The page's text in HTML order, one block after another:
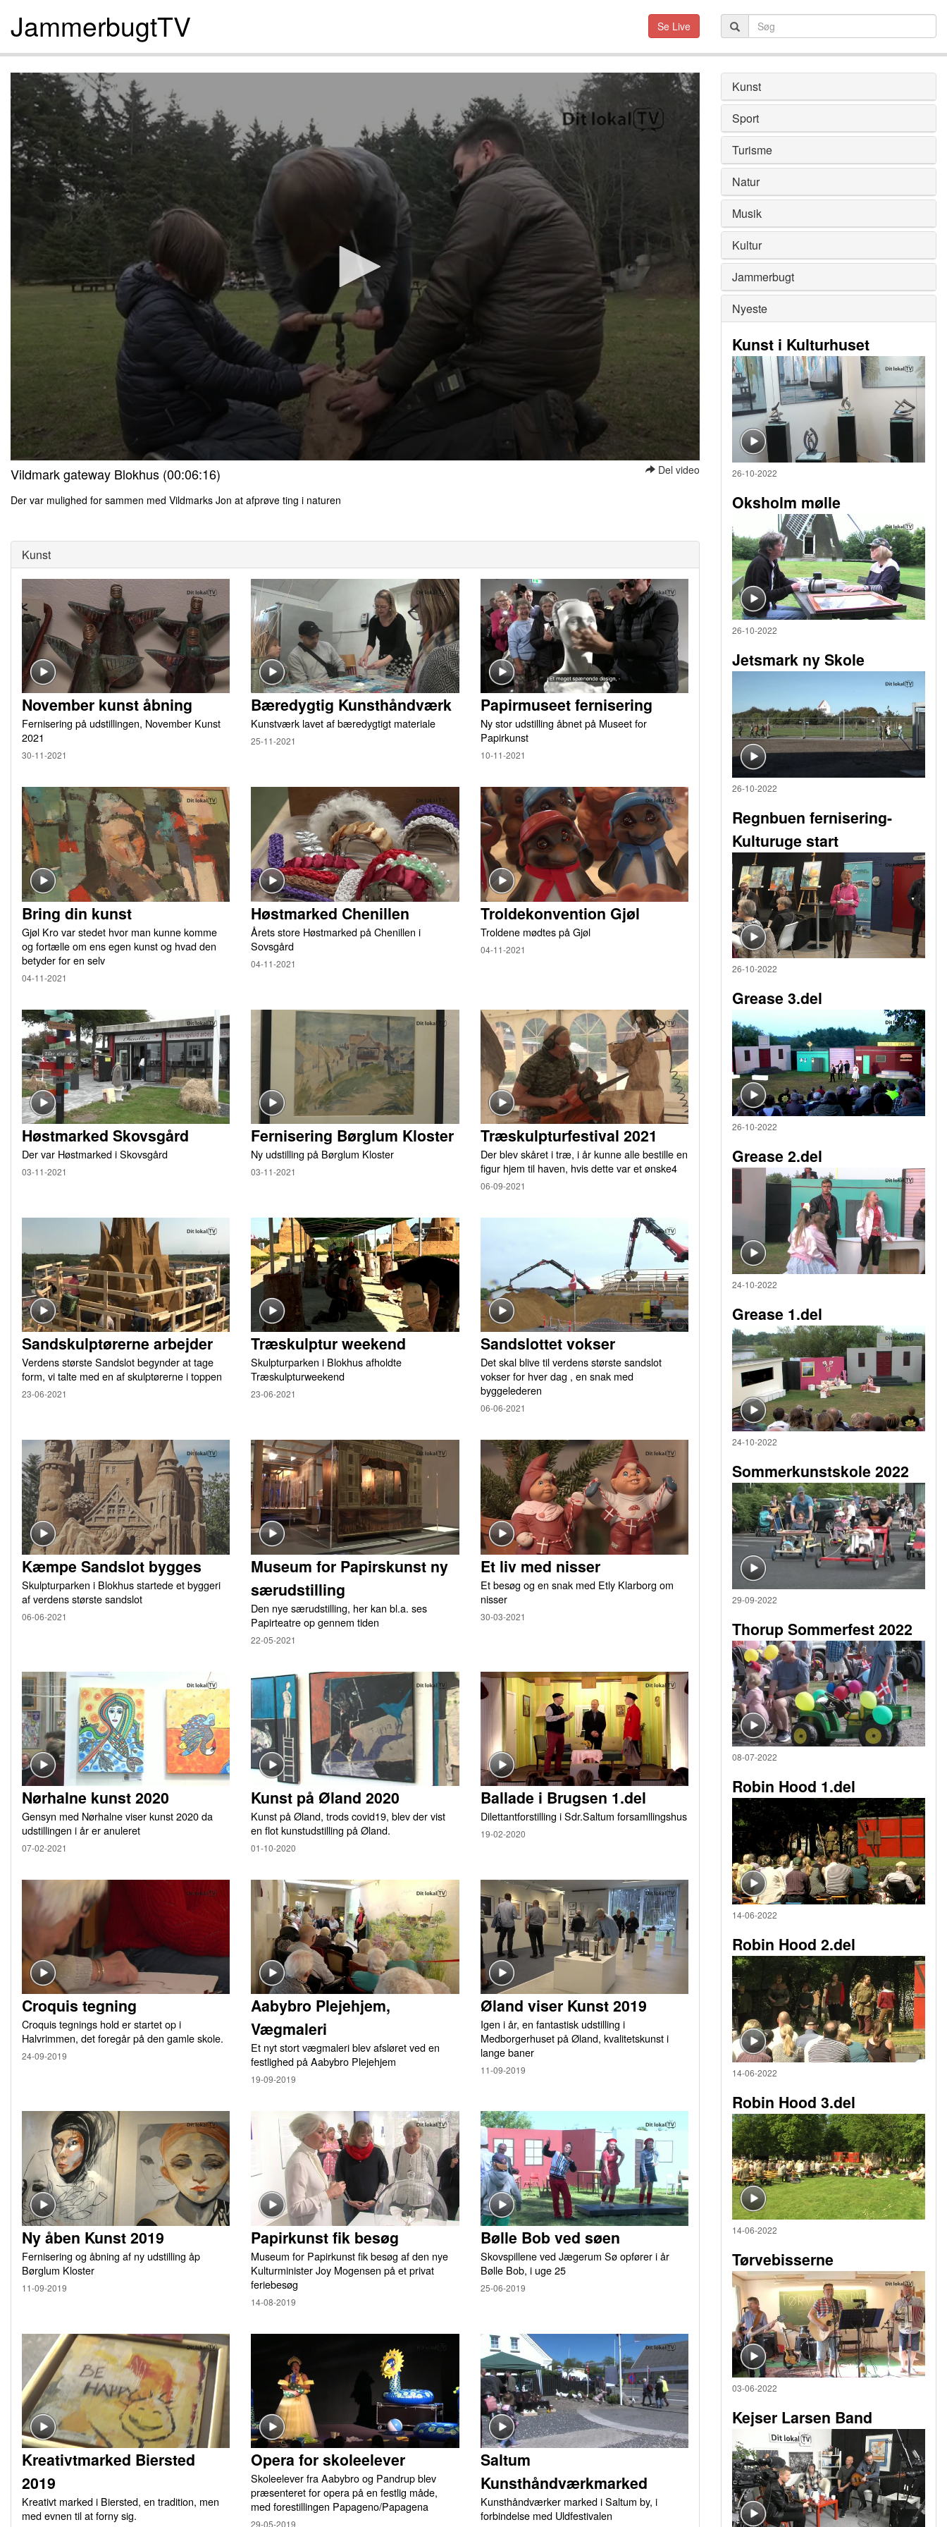
JammerbugtTV Se Live
seconds
0
Volume
Vildmark gateway Blokhus (00:06:16) Del video
Der var mulighed for sammen med Vildmarks Jon at afprøve ting i naturen
of
seconds
Kunst
November kunst åbning
Fernisering på udstillingen, November Kunst
2021
30-11-2021
Bæredygtig Kunsthåndværk
Kunstværk lavet af bæredygtigt materiale
25-11-2021
Papirmuseet fernisering
Ny stor udstilling åbnet på Museet for
Papirkunst
10-11-2021
Bring din kunst
Gjøl Kro var stedet hvor man kunne komme
og fortælle om ens egen kunst og hvad den
betyder for en selv
04-11-2021
Høstmarked Chenillen
Årets store Høstmarked på Chenillen i
Sovsgård
04-11-2021
Troldekonvention Gjøl
Troldene mødtes på Gjøl
04-11-2021
Høstmarked Skovsgård
Der var Høstmarked i Skovsgård
03-11-2021
Fernisering Børglum Kloster
Ny udstilling på Børglum Kloster
03-11-2021
Træskulpturfestival 2021
Der blev skåret i træ, i år kunne alle bestille en
figur hjem til haven, hvis dette var et ønske4
06-09-2021
Sandskulptørerne arbejder
Verdens største Sandslot begynder at tage
form, vi talte med en af skulptørerne i toppen
23-06-2021
Træskulptur weekend
Skulpturparken i Blokhus afholdte
Træskulpturweekend
23-06-2021
Sandslottet vokser
Det skal blive til verdens største sandslot
vokser for hver dag , en snak med
byggelederen
06-06-2021
Kæmpe Sandslot bygges
Skulpturparken i Blokhus startede et byggeri
af verdens største sandslot
06-06-2021
Museum for Papirskunst ny
særudstilling
Den nye særudstilling, her kan bl.a. ses
Papirteatre op gennem tiden
22-05-2021
Et liv med nisser
Et besøg og en snak med Etly Klarborg om
nisser
30-03-2021
Nørhalne kunst 2020
Gensyn med Nørhalne viser kunst 2020 da
udstillingen i år er anuleret
07-02-2021
Kunst på Øland 2020
Kunst på Øland, trods covid19, blev der vist
en flot kunstudstilling på Øland.
01-10-2020
Ballade i Brugsen 1.del
Dilettantforstilling i Sdr.Saltum forsamllingshus
19-02-2020
Croquis tegning
Croquis tegnings hold er startet op i
Halvrimmen, det foregår på den gamle skole.
24-09-2019
Aabybro Plejehjem,
Vægmaleri
Et nyt stort vægmaleri blev afsløret ved en
festlighed på Aabybro Plejehjem
19-09-2019
Øland viser Kunst 2019
Igen i år, en fantastisk udstilling i
Medborgerhuset på Øland, kvalitetskunst i
lange baner
11-09-2019
Ny åben Kunst 2019
Fernisering og åbning af ny udstilling åp
Børglum Kloster
11-09-2019
Papirkunst fik besøg
Museum for Papirkunst fik besøg af den nye
Kulturminister Joy Mogensen på et privat
feriebesøg
14-08-2019
Bølle Bob ved søen
Skovspillene ved Jægerum Sø opfører i år
Bølle Bob, i uge 25
25-06-2019
Kreativtmarked Biersted
2019
Kreativt marked i Biersted, en tradition, men
med evnen til at forny sig.
Opera for skoleelever
Skoleelever fra Aabybro og Pandrup blev
præsenteret for opera på en festlig måde,
med forestillingen Papageno/Papagena
29-05-2019
Saltum
Kunsthåndværkmarked
Kunsthåndværker marked i Saltum by, i
forbindelse med Uldfestivalen
Kunst
Sport
Turisme
Natur
Musik
Kultur
Jammerbugt
Nyeste
Kunst i Kulturhuset
26-10-2022
Oksholm mølle
26-10-2022
Jetsmark ny Skole
26-10-2022
Regnbuen fernisering-
Kulturuge start
26-10-2022
Grease 3.del
26-10-2022
Grease 2.del
24-10-2022
Grease 1.del
24-10-2022
Sommerkunstskole 2022
29-09-2022
Thorup Sommerfest 2022
08-07-2022
Robin Hood 1.del
14-06-2022
Robin Hood 2.del
14-06-2022
Robin Hood 3.del
14-06-2022
Tørvebisserne
03-06-2022
Kejser Larsen Band